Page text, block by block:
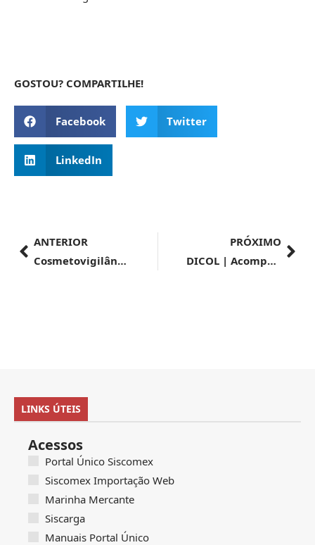
GOSTOU? COMPARTILHE!
Facebook Twitter
LinkedIn
ANTERIOR
Cosmetovigilância | Anvisa publica novas regras para monitoramento pós-mercado de cosméticos
PRÓXIMO
DICOL | Acompanhe a 16ª Reunião Pública da Diretoria Colegiada
LINKS ÚTEIS
Acessos
Portal Único Siscomex
Siscomex Importação Web
Marinha Mercante
Siscarga
Manuais Portal Único